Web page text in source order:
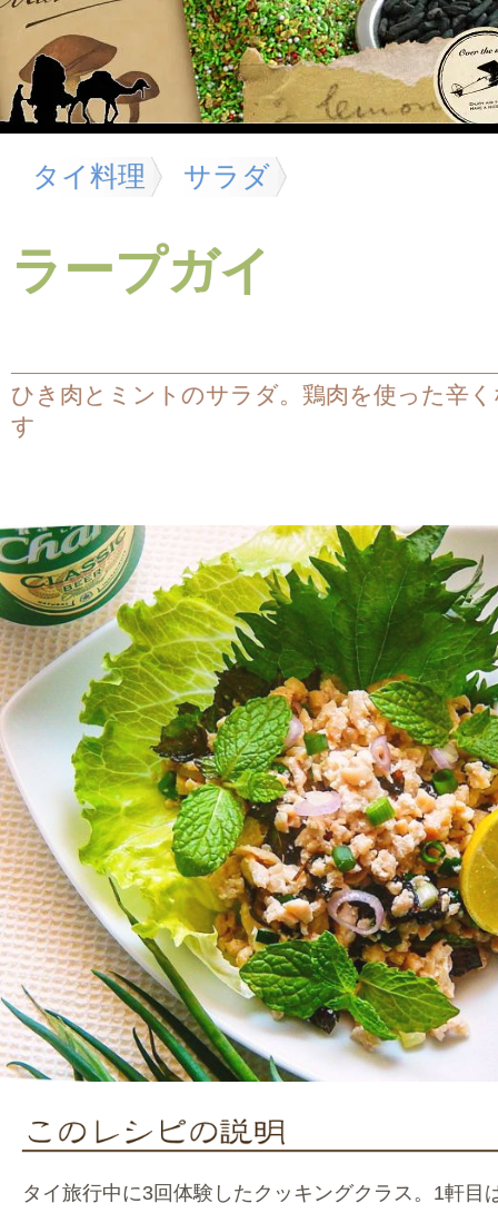
タイ料理 サラダ
ラープガイ
ひき肉とミントのサラダ。鶏肉を使った辛
す
タイ旅行中に3回体験したクッキングクラス。1軒目